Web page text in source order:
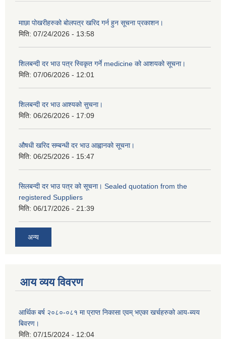
माछा पोखरीहरुको बोलपत्र खरिद गर्न हुन सूचना प्रकाशन।
मिति: 07/24/2026 - 13:58
शिलबन्दी दर भाउ पत्र स्विकृत गर्ने medicine को आशयको सूचना।
मिति: 07/06/2026 - 12:01
शिलबन्दी दर भाउ आश्यको सुचना।
मिति: 06/26/2026 - 17:09
औषधी खरिद सम्बन्धी दर भाउ आह्वानको सूचना।
मिति: 06/25/2026 - 15:47
सिलबन्दी दर भाउ पत्र को सूचना। Sealed quotation from the
registered Suppliers
मिति: 06/17/2026 - 21:39
अन्य
आय व्यय विवरण
आर्थिक बर्ष २०८०-०८१ मा प्राप्त निकासा एवम् भएका खर्चहरुको आय-ब्यय
बिवरण।
मिति: 07/15/2024 - 12:04